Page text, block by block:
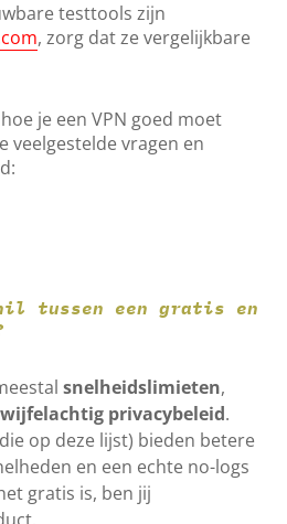
testtools zijn
, zorg dat ze vergelijkbare
je een VPN goed moet
veelgestelde vragen en
tussen een gratis en
snelheidslimieten,
privacybeleid.
die op deze lijst) bieden betere
en een echte no-logs
gratis is, ben jij